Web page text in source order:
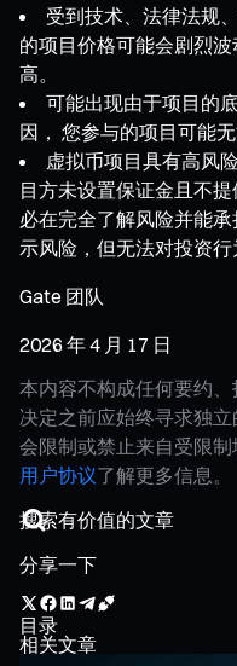
受到技术、法律法规
的项目价格可能会剧烈
高。
可能出现由于项目的
因， 您参与的项目可能
虚拟币项目具有高风
目方未设置保证金且不
必在完全了解风险并能
示风险，但无法对投资行
Gate 团队
2026 年 4 月 17 日
本内容不构成任何要约
决定之前应始终寻求独
会限制或禁止来自受限
用户协议了解更多信息。
分享一下
目录
相关文章